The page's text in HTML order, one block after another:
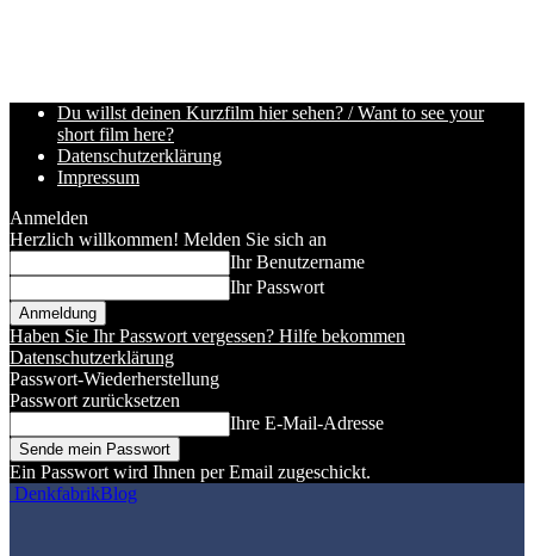
Du willst deinen Kurzfilm hier sehen? / Want to see your
short film here?
Datenschutzerklärung
Impressum
Anmelden
Herzlich willkommen! Melden Sie sich an
Ihr Benutzername
Ihr Passwort
Haben Sie Ihr Passwort vergessen? Hilfe bekommen
Datenschutzerklärung
Passwort-Wiederherstellung
Passwort zurücksetzen
Ihre E-Mail-Adresse
Ein Passwort wird Ihnen per Email zugeschickt.
DenkfabrikBlog